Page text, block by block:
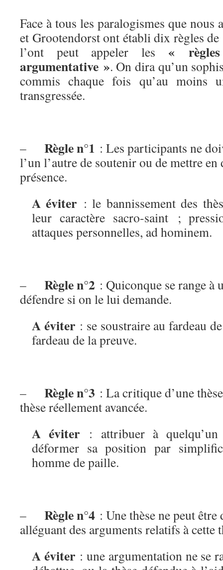
Face à tous les paralogismes que nous
et Grootendorst ont établi dix règles
l’ont peut appeler les «
argumentative ». On dira qu’un
commis chaque fois qu’au moins
transgressée.
– Règle n°1 : Les participants ne
l’un l’autre de soutenir ou de mettre en
présence.
A éviter : le bannissement des
leur caractère sacro-saint ;
attaques personnelles, ad hominem.
– Règle n°2 : Quiconque se range à
défendre si on le lui demande.
A éviter: se soustraire au fardeau
fardeau de la preuve.
– Règle n°3 : La critique d’une
thèse réellement avancée.
A éviter : attribuer à
déformer sa position par
homme de paille.
– Règle n°4 : Une thèse ne peut être
alléguant des arguments relatifs à cette
A éviter: une argumentation ne se